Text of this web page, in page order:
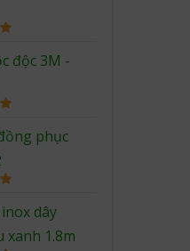
độc 3M -
phục
dây
xanh 1.8m